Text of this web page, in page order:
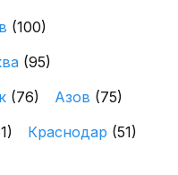
(100)
(95)
(76) Азов (75)
Краснодар (51)